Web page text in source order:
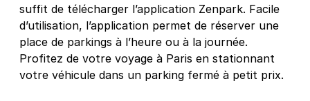
Paris - rue Saint Maur - avenue de la
République
12bis Villa Gaudelet
75011Paris
4,6 (156 avis)
suffit de télécharger l’application Zenpark. Facile
d’utilisation, l’application permet de réserver une
place de parkings à l’heure ou à la journée.
Profitez de votre voyage à Paris en stationnant
votre véhicule dans un parking fermé à petit prix.